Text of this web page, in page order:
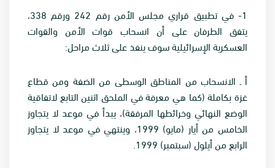
1-
في تطبيق قراري مجلس الأمن رقم 242 ورقم 338،
يتفق الطرفان على أن انسحاب قوات الأمن والقوات
العسكرية الإسرائيلية سوف ينفذ على ثلاث مراحل:
أ ـ الانسحاب من المناطق الوسطى من الضفة ومن قطاع
غزة بكاملة (كما هي معرفة في الملحق اثنين التابع لاتفاقية
الوضع النهائي وخرائطها المرفقة)، يبدأ في موعد لا يتجاوز
الخامس من أيار (مايو) 1999، وينتهي في موعد لا يتجاوز
الرابع من أيلول (سبتمبر) 1999
.